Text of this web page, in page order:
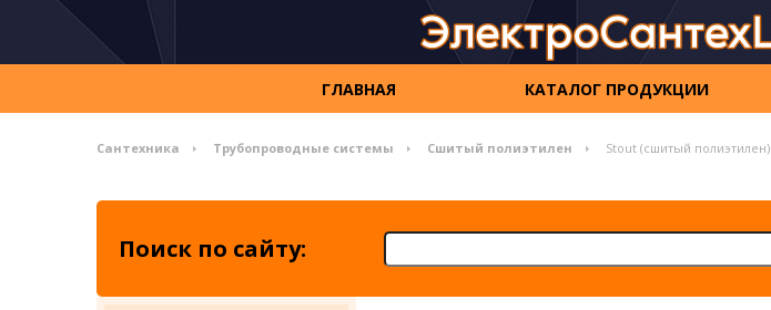
ГЛАВНАЯ КАТАЛОГ ПРОДУКЦИИ
Сантехника Трубопроводные системы Сшитый полиэтилен Stout (сшитый полиэтилен)
Поиск по сайту: